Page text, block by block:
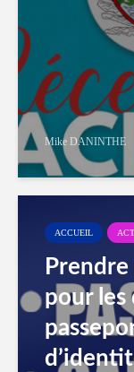
Mike DANINTHE
ACCUEIL
pour les